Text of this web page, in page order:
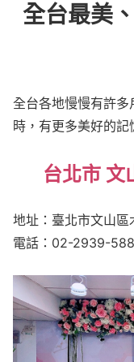
全台最美
全台各地慢慢有許多
時，有更多美好的
台北市 文
地址：臺北市文山
電話：02-2939-